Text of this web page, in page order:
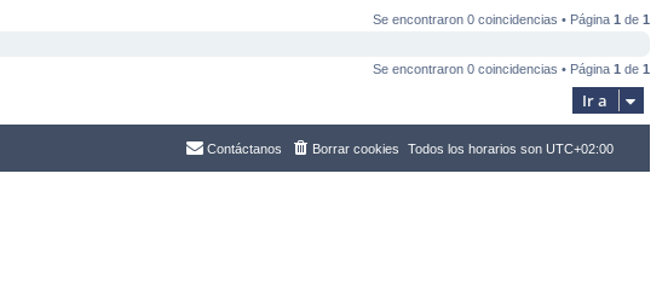
Se encontraron 0 coincidencias • Página 1 de 1
Se encontraron 0 coincidencias • Página 1 de 1
Ir a
Todos los horarios son UTC+02:00
Borrar cookies
Contáctanos